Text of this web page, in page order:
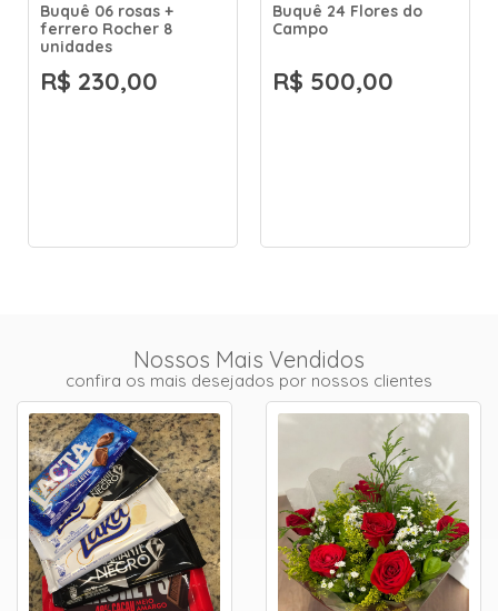
Buquê 06 rosas +
ferrero Rocher 8
unidades
R$ 230,00
Buquê 24 Flores do
Campo
R$ 500,00
Nossos Mais Vendidos
confira os mais desejados por nossos clientes